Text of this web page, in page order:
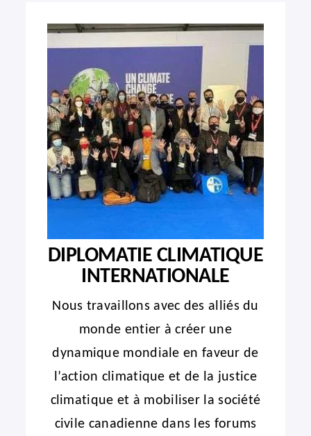
DIPLOMATIE CLIMATIQUE
INTERNATIONALE
Nous travaillons avec des alliés du
monde entier à créer une
dynamique mondiale en faveur de
l’action climatique et de la justice
climatique et à mobiliser la société
civile canadienne dans les forums